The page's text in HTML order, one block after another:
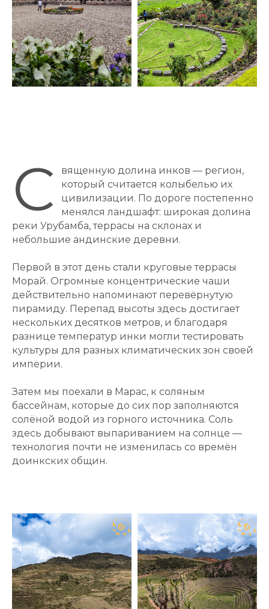
С
вященную долина инков — регион,
который считается колыбелью их
цивилизации. По дороге постепенно
менялся ландшафт: широкая долина
реки Урубамба, террасы на склонах и
небольшие андинские деревни.
Первой в этот день стали круговые террасы
Морай. Огромные концентрические чаши
действительно напоминают перевёрнутую
пирамиду. Перепад высоты здесь достигает
нескольких десятков метров, и благодаря
разнице температур инки могли тестировать
культуры для разных климатических зон своей
империи.
Затем мы поехали в Марас, к соляным
бассейнам, которые до сих пор заполняются
солёной водой из горного источника. Соль
здесь добывают выпариванием на солнце —
технология почти не изменилась со времён
доинкских общин.